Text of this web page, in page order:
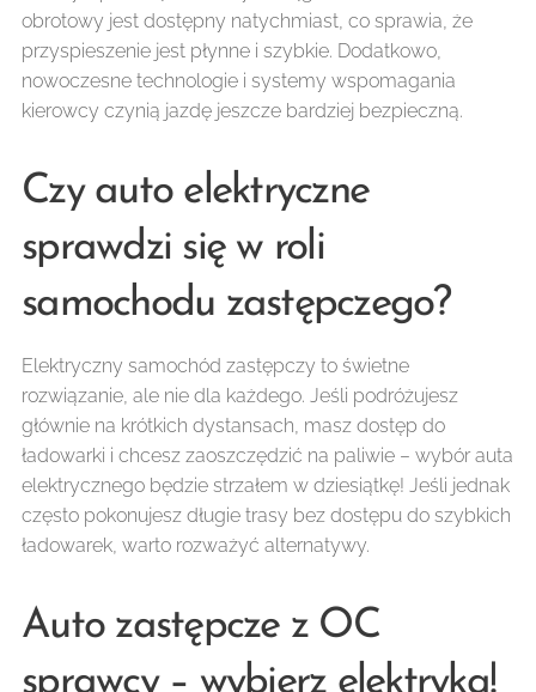
obrotowy jest dostępny natychmiast, co sprawia, że
przyspieszenie jest płynne i szybkie. Dodatkowo,
nowoczesne technologie i systemy wspomagania
kierowcy czynią jazdę jeszcze bardziej bezpieczną.
Czy auto elektryczne
sprawdzi się w roli
samochodu zastępczego?
Elektryczny samochód zastępczy to świetne
rozwiązanie, ale nie dla każdego. Jeśli podróżujesz
głównie na krótkich dystansach, masz dostęp do
ładowarki i chcesz zaoszczędzić na paliwie – wybór auta
elektrycznego będzie strzałem w dziesiątkę! Jeśli jednak
często pokonujesz długie trasy bez dostępu do szybkich
ładowarek, warto rozważyć alternatywy.
Auto zastępcze z OC
sprawcy – wybierz elektryka!